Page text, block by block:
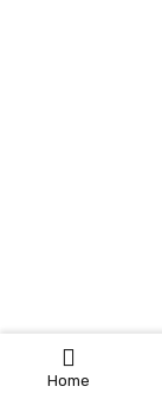
Home